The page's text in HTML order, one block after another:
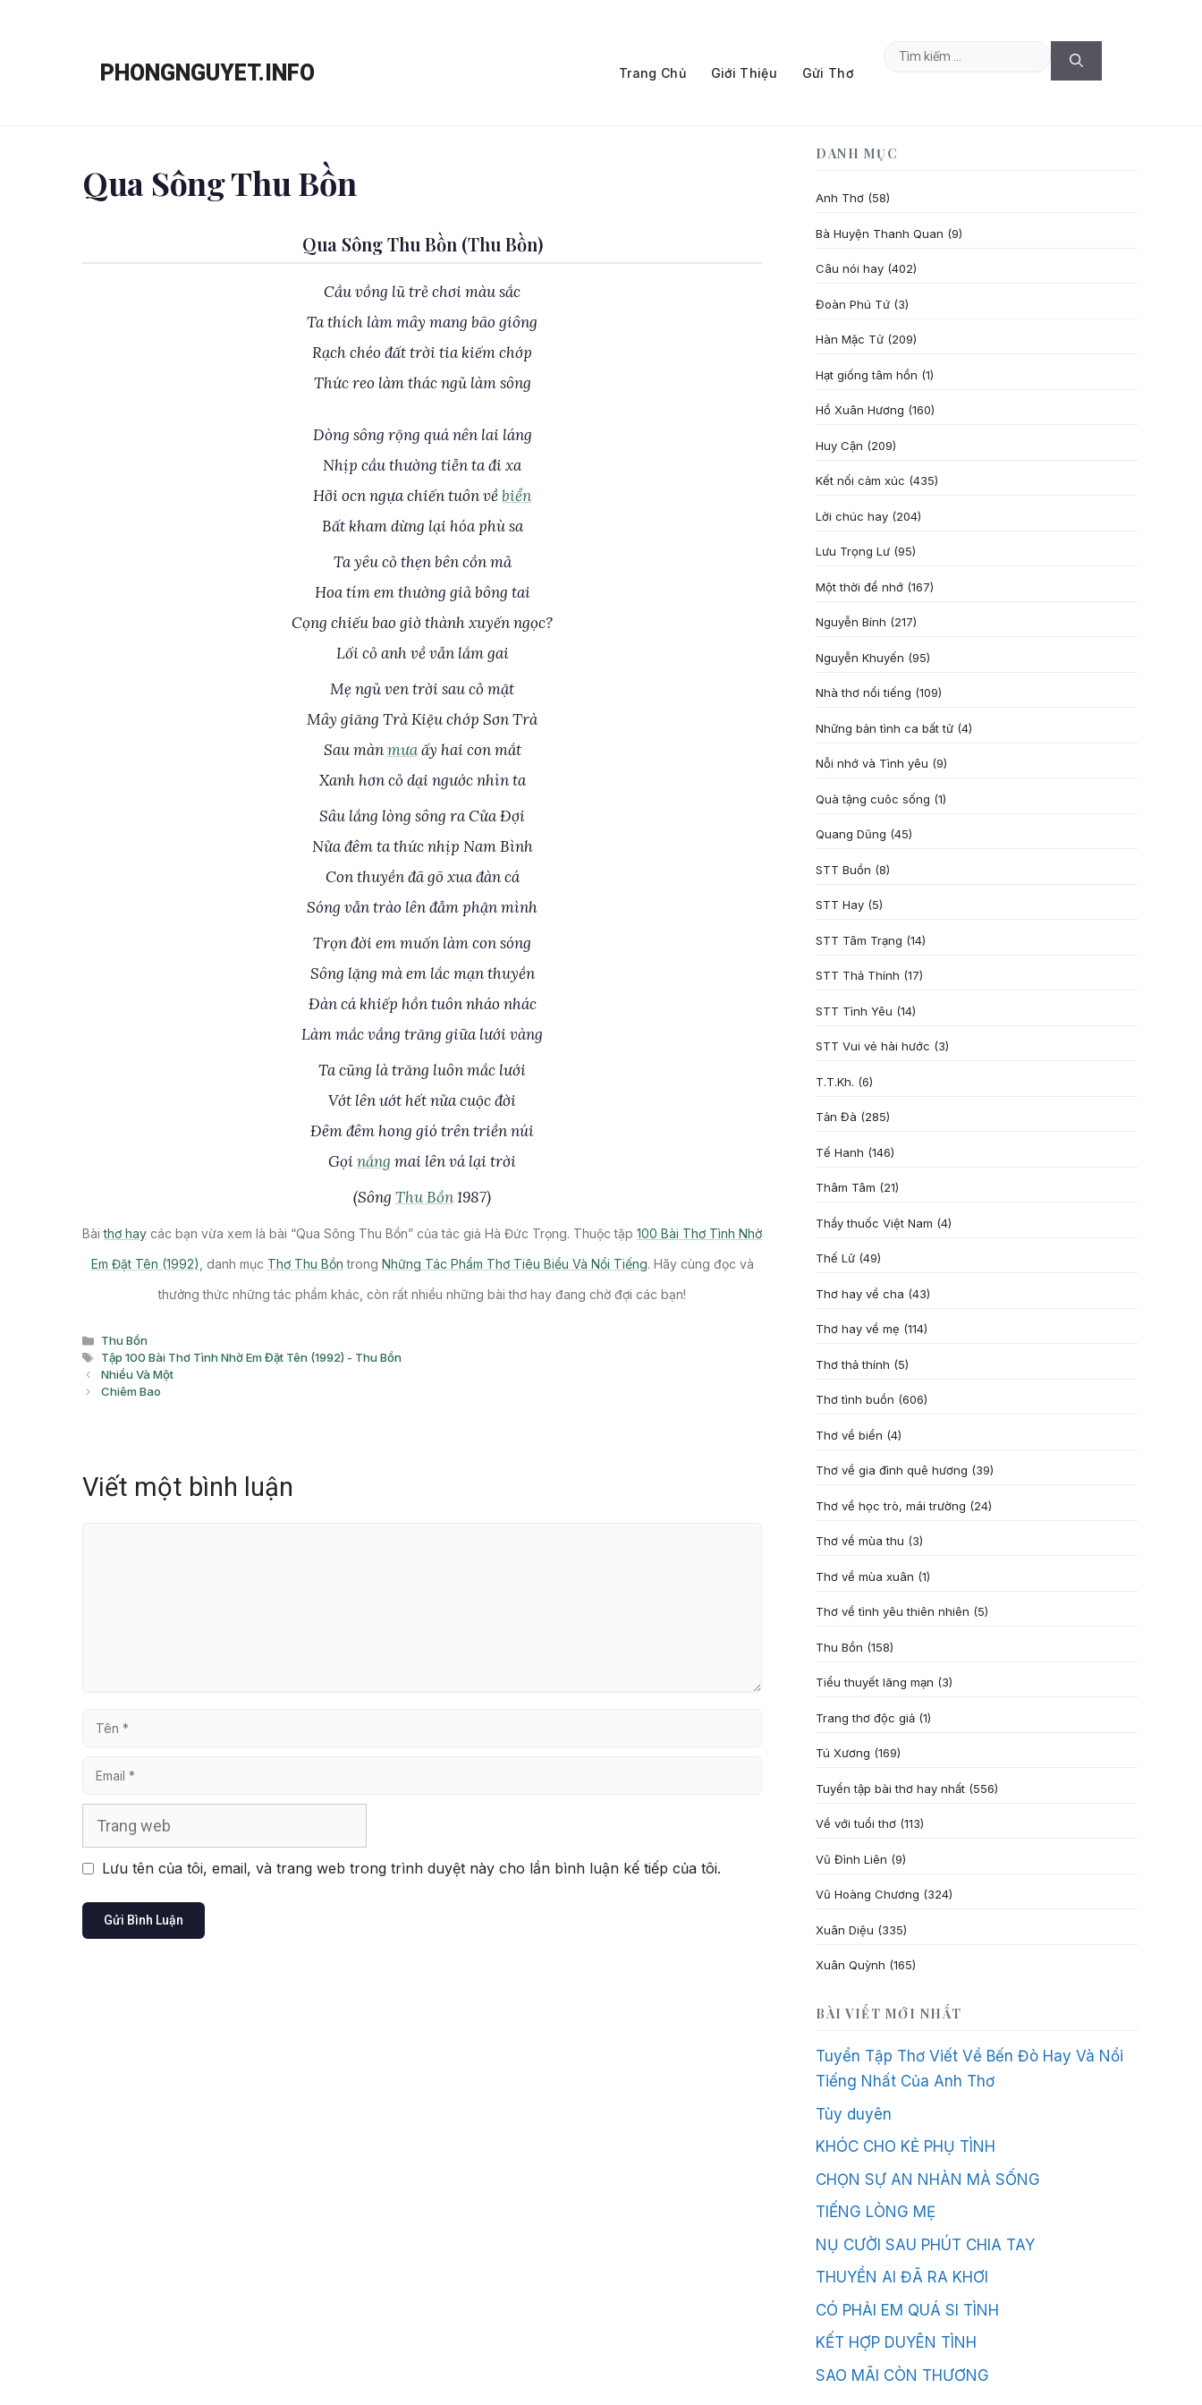
PHONGNGUYET.INFO Trang Chủ Giới Thiệu Gửi Thơ
Tìm
Qua Sông Thu Bồn
Qua Sông Thu Bồn (Thu Bồn)
Cầu vồng lũ trẻ chơi màu sắc
Ta thích làm mây mang bão giông
Rạch chéo đất trời tia kiếm chớp
Thức reo làm thác ngủ làm sông
Dòng sông rộng quá nên lai láng
Nhịp cầu thường tiễn ta đi xa
Hỡi ocn ngựa chiến tuôn vềbiển
Bất kham dừng lại hóa phù sa
Ta yêu cỏ thẹn bên cồn mả
Hoa tím em thường giả bông tai
Cọng chiếu bao giờ thành xuyến ngọc?
Lối cỏ anh về vẫn lắm gai
Mẹ ngủ ven trời sau cỏ mật
Mây giăng Trà Kiệu chớp Sơn Trà
Sau mànmưaấy hai con mắt
Xanh hơn cỏ dại ngước nhìn ta
Sâu lắng lòng sông ra Cửa Đợi
Nửa đêm ta thức nhịp Nam Bình
Con thuyền đã gõ xua đàn cá
Sóng vẫn trào lên đẫm phận mình
Trọn đời em muốn làm con sóng
Sông lặng mà em lắc mạn thuyền
Đàn cá khiếp hồn tuôn nháo nhác
Làm mắc vầng trăng giữa lưới vàng
Ta cũng là trăng luôn mắc lưới
Vớt lên ướt hết nửa cuộc đời
Đêm đêm hong gió trên triền núi
Gọi nắng mai lên vá lại trời
(Sông Thu Bồn1987)
Bàithơ hay các bạn vừa xem là bài “Qua Sông Thu Bồn” của tác giả Hà Đức Trọng. Thuộc tập 100 Bài Thơ Tình Nhờ
Em Đặt Tên (1992) , danh mục Thơ Thu Bồn trong Những Tác Phẩm Thơ Tiêu Biểu Và Nổi Tiếng. Hãy cùng đọc và
thưởng thức những tác phẩm khác, còn rất nhiều những bài thơ hay đang chờ đợi các bạn!
Danh
mục
Thu Bồn
Thẻ
Tập 100 Bài Thơ Tình Nhờ Em Đặt Tên (1992) - Thu Bồn
Nhiều Và Một
Chiêm Bao
Viết một bình luận
Tên
Email
Lưu tên của tôi, email, và trang web trong trình duyệt này cho lần bình luận kế tiếp của tôi.
DANH MỤC
Anh Thơ (58)
Bà Huyện Thanh Quan (9)
Câu nói hay (402)
Đoàn Phú Tứ (3)
Hàn Mặc Tử (209)
Hạt giống tâm hồn (1)
Hồ Xuân Hương (160)
Huy Cận (209)
Kết nối cảm xúc (435)
Lời chúc hay (204)
Lưu Trọng Lư (95)
Một thời để nhớ (167)
Nguyễn Bính (217)
Nguyễn Khuyến (95)
Nhà thơ nổi tiếng (109)
Những bản tình ca bất tử (4)
Nỗi nhớ và Tình yêu (9)
Quà tặng cuôc sống (1)
Quang Dũng (45)
STT Buồn (8)
STT Hay (5)
STT Tâm Trạng (14)
STT Thả Thính (17)
STT Tình Yêu (14)
STT Vui vẻ hài hước (3)
T.T.Kh. (6)
Tản Đà (285)
Tế Hanh (146)
Thâm Tâm (21)
Thầy thuốc Việt Nam (4)
Thế Lữ (49)
Thơ hay về cha (43)
Thơ hay về mẹ (114)
Thơ thả thính (5)
Thơ tình buồn (606)
Thơ về biển (4)
Thơ về gia đình quê hương (39)
Thơ về học trò, mái trường (24)
Thơ về mùa thu (3)
Thơ về mùa xuân (1)
Thơ về tình yêu thiên nhiên (5)
Thu Bồn (158)
Tiểu thuyết lãng mạn (3)
Trang thơ độc giả (1)
Tú Xương (169)
Tuyển tập bài thơ hay nhất (556)
Về với tuổi thơ (113)
Vũ Đình Liên (9)
Vũ Hoàng Chương (324)
Xuân Diệu (335)
Xuân Quỳnh (165)
BÀI VIẾT MỚI NHẤT
Tuyển Tập Thơ Viết Về Bến Đò Hay Và Nổi
Tiếng Nhất Của Anh Thơ
Tùy duyên
KHÓC CHO KẺ PHỤ TÌNH
CHỌN SỰ AN NHÀN MÀ SỐNG
TIẾNG LÒNG MẸ
NỤ CƯỜI SAU PHÚT CHIA TAY
THUYỀN AI ĐÃ RA KHƠI
CÓ PHẢI EM QUÁ SI TÌNH
KẾT HỢP DUYÊN TÌNH
SAO MÃI CÒN THƯƠNG